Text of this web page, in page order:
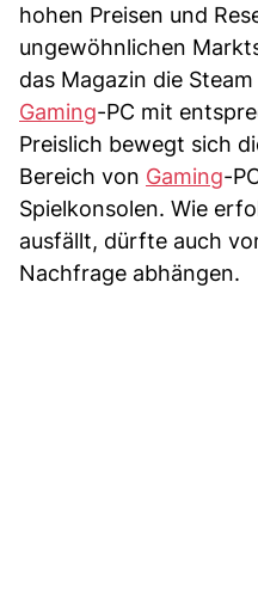
hohen Preisen und
ungewöhnlichen
das Magazin die
Gaming-PC mit
Preislich bewegt sich
Bereich von Gaming-
Spielkonsolen. Wie
ausfällt, dürfte auch
Nachfrage abhängen.